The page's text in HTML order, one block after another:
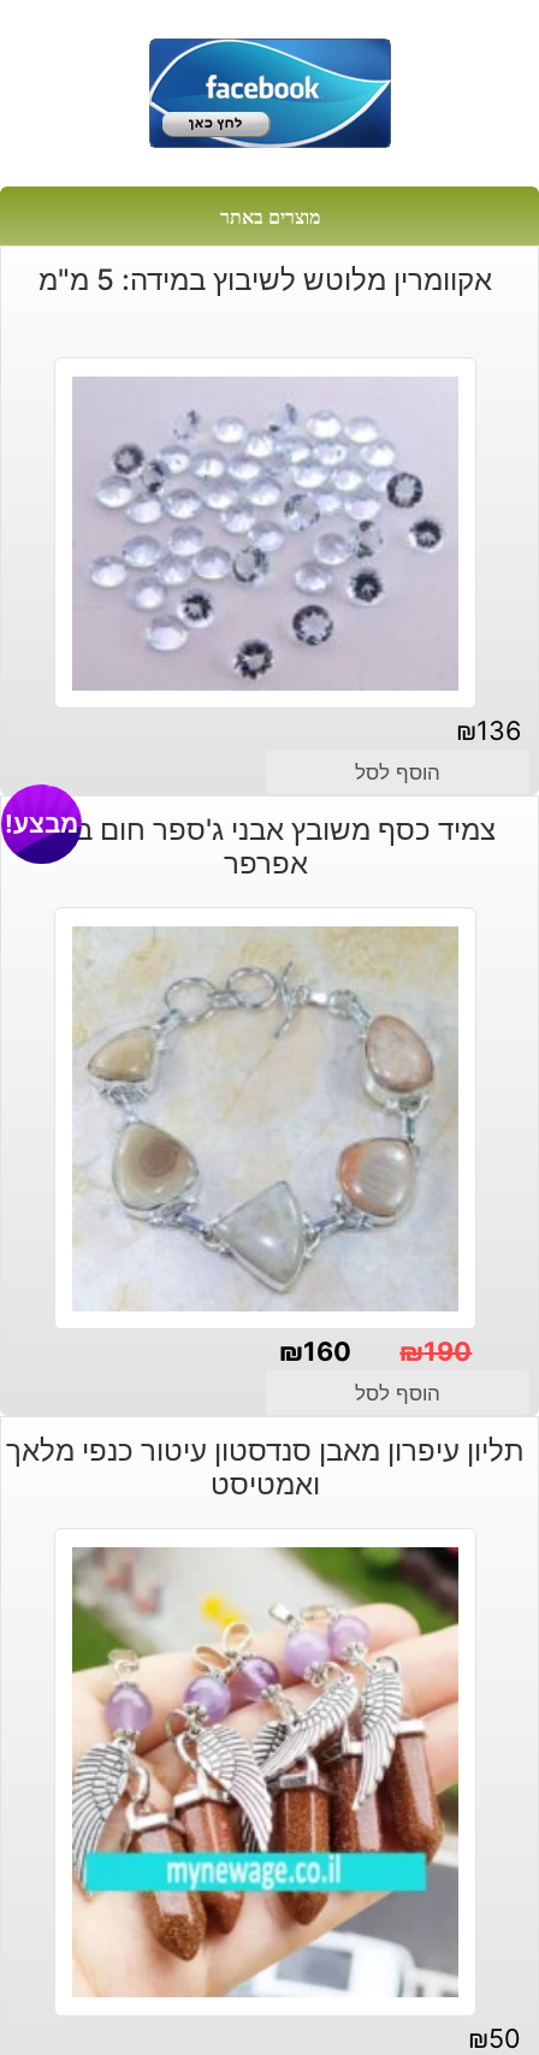
מוצרים באתר
אקוומרין מלוטש לשיבוץ במידה: 5 מ"מ
₪136
הוסף לסל
צמיד כסף משובץ אבני ג'ספר חום בהיר
אפרפר
מבצע!
₪190
המקורי
היה:
₪160
הנוכחי
הוא:
הוסף לסל
תליון עיפרון מאבן סנדסטון עיטור כנפי מלאך
ואמטיסט
₪50